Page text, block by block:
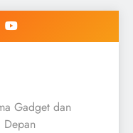
Gadget dan
Depan